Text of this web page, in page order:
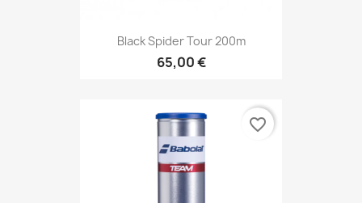
Black Spider Tour 200m
65,00 €
favorite_border